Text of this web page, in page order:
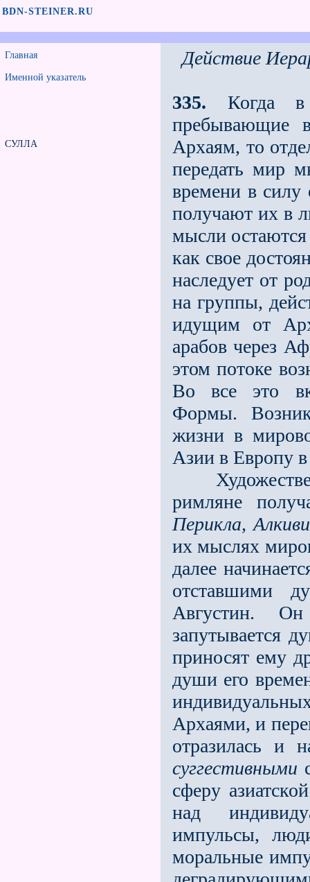
BDN-STEINER.RU
Главная
Именной указатель
СУЛЛА
Действие
335. Когда в
пребывающие
Архаям, то
передать мир
времени в
получают их в
мысли
как своe
наследует от
на группы,
идущим от
арабов через
этом потоке
Во всe это
Формы.
жизни в
Азии в Европу
римляне
Перикла,
их мыслях
далее
отставшими
Августин.
запутывается
приносят ему
души его
Архаями, и
отразилась и
суггестивными
сферу
над
импульсы,
моральные